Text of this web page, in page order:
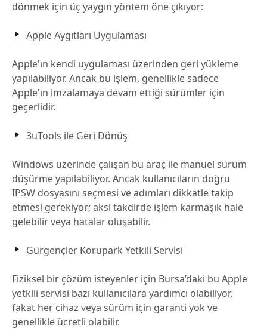
dönmek için üç yaygın yöntem öne çıkıyor:
Apple Aygıtları Uygulaması
Apple'ın kendi uygulaması üzerinden geri yükleme
yapılabiliyor. Ancak bu işlem, genellikle sadece
Apple'ın imzalamaya devam ettiği sürümler için
geçerlidir.
3uTools ile Geri Dönüş
Windows üzerinde çalışan bu araç ile manuel sürüm
düşürme yapılabiliyor. Ancak kullanıcıların doğru
IPSW dosyasını seçmesi ve adımları dikkatle takip
etmesi gerekiyor; aksi takdirde işlem karmaşık hale
gelebilir veya hatalar oluşabilir.
Gürgençler Korupark Yetkili Servisi
Fiziksel bir çözüm isteyenler için Bursa’daki bu Apple
yetkili servisi bazı kullanıcılara yardımcı olabiliyor,
fakat her cihaz veya sürüm için garanti yok ve
genellikle ücretli olabilir.